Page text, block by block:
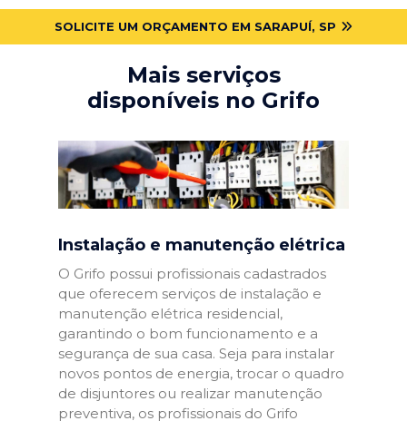
SOLICITE UM ORÇAMENTO EM SARAPUÍ, SP
Mais serviços
disponíveis no Grifo
Instalação e manutenção elétrica
O Grifo possui profissionais cadastrados
que oferecem serviços de instalação e
manutenção elétrica residencial,
garantindo o bom funcionamento e a
segurança de sua casa. Seja para instalar
novos pontos de energia, trocar o quadro
de disjuntores ou realizar manutenção
preventiva, os profissionais do Grifo